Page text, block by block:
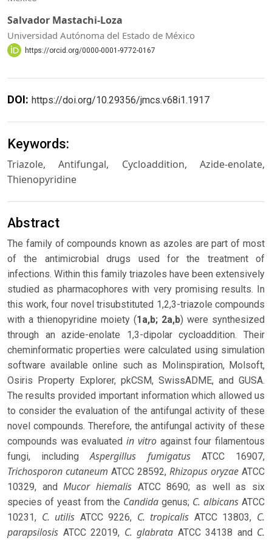
Salvador Mastachi-Loza
Universidad Autónoma del Estado de México
https://orcid.org/0000-0001-9772-0167
DOI: https://doi.org/10.29356/jmcs.v68i1.1917
Keywords:
Triazole, Antifungal, Cycloaddition, Azide-enolate,
Thienopyridine
Abstract
The family of compounds known as azoles are part of most
of the antimicrobial drugs used for the treatment of
infections. Within this family triazoles have been extensively
studied as pharmacophores with very promising results. In
this work, four novel trisubstituted 1,2,3-triazole compounds
with a thienopyridine moiety (1a,b; 2a,b) were synthesized
through an azide-enolate 1,3-dipolar cycloaddition. Their
cheminformatic properties were calculated using simulation
software available online such as Molinspiration, Molsoft,
Osiris Property Explorer, pkCSM, SwissADME, and GUSA.
The results provided important information which allowed us
to consider the evaluation of the antifungal activity of these
novel compounds. Therefore, the antifungal activity of these
compounds was evaluatedin vitroagainst four filamentous
fungi, includingAspergillus fumigatusATCC 16907,
Trichosporon cutaneum ATCC 28592, Rhizopus oryzae ATCC
10329, andMucor hiemalis ATCC 8690; as well as six
species of yeast from the Candida genus; C. albicans ATCC
10231, C. utilis ATCC 9226, C. tropicalis ATCC 13803, C.
parapsilosis ATCC 22019, C. glabrata ATCC 34138 and C.